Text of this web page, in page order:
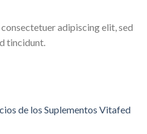
adipiscing elit, sed
tincidunt.
de los Suplementos Vitafed